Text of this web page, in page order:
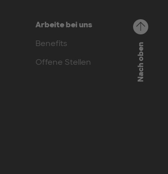
Arbeite bei uns
Benefits
Offene Stellen
Nach oben